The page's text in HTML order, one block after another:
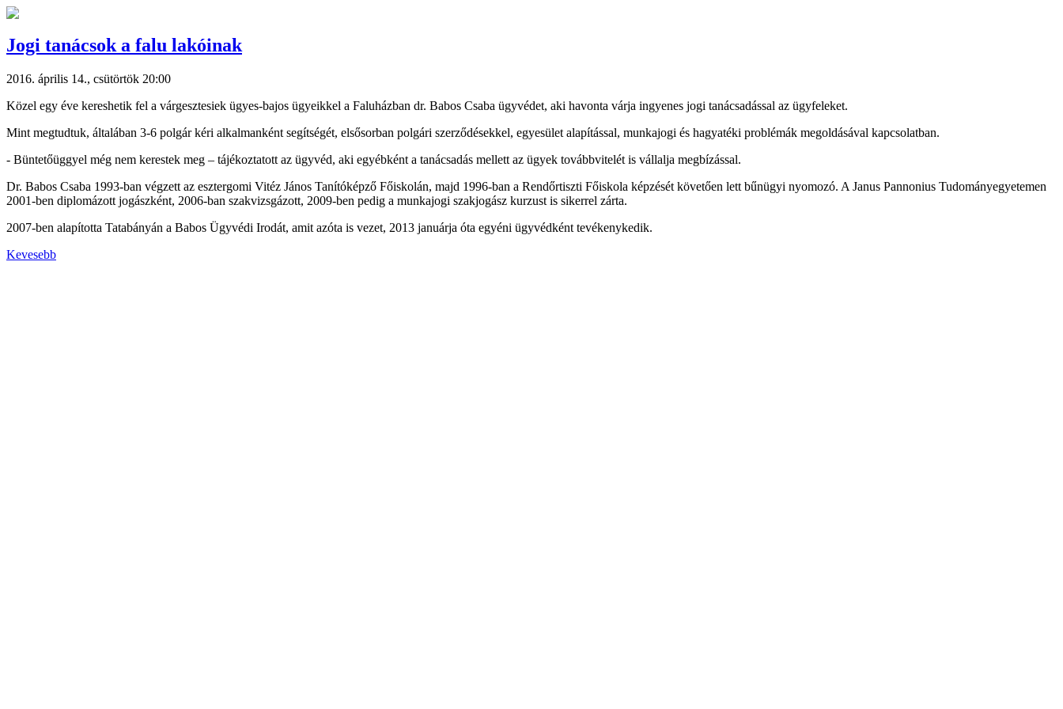
Jogi tanácsok a falu lakóinak
2016. április 14., csütörtök 20:00
Közel egy éve kereshetik fel a várgesztesiek ügyes-bajos ügyeikkel a Faluházban dr. Babos Csaba ügyvédet, aki havonta várja ingyenes jogi tanácsadással az ügyfeleket.
Mint megtudtuk, általában 3-6 polgár kéri alkalmanként segítségét, elsősorban polgári szerződésekkel, egyesület alapítással, munkajogi és hagyatéki problémák megoldásával kapcsolatban.
- Büntetőüggyel még nem kerestek meg – tájékoztatott az ügyvéd, aki egyébként a tanácsadás mellett az ügyek továbbvitelét is vállalja megbízással.
Dr. Babos Csaba 1993-ban végzett az esztergomi Vitéz János Tanítóképző Főiskolán, majd 1996-ban a Rendőrtiszti Főiskola képzését követően lett bűnügyi nyomozó. A Janus Pannonius Tudományegyetemen
2001-ben diplomázott jogászként, 2006-ban szakvizsgázott, 2009-ben pedig a munkajogi szakjogász kurzust is sikerrel zárta.
2007-ben alapította Tatabányán a Babos Ügyvédi Irodát, amit azóta is vezet, 2013 januárja óta egyéni ügyvédként tevékenykedik.
Kevesebb